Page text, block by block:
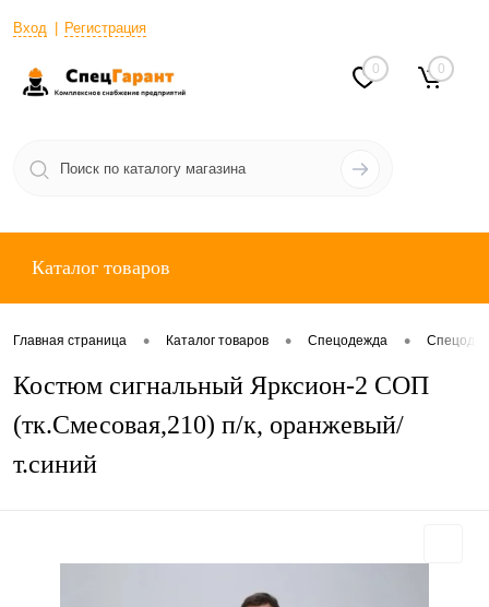
Вход Регистрация
0 0
Каталог товаров
Главная страница • Каталог товаров • Спецодежда •
Костюм сигнальный Ярксион-2 СОП
(тк.Смесовая,210) п/к, оранжевый/
т.синий